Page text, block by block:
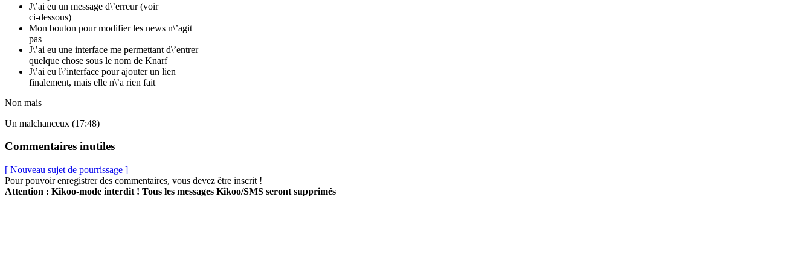
J\’ai eu un message d\’erreur (voir
ci-dessous)
Mon bouton pour modifier les news n\’agit
pas
J\’ai eu une interface me permettant d\’entrer
quelque chose sous le nom de Knarf
J\’ai eu l\’interface pour ajouter un lien
finalement, mais elle n\’a rien fait
Non mais
Un malchanceux (17:48)
Commentaires inutiles
[ Nouveau sujet de pourrissage ]
Pour pouvoir enregistrer des commentaires, vous devez être inscrit !
Attention : Kikoo-mode interdit ! Tous les messages Kikoo/SMS seront supprimés